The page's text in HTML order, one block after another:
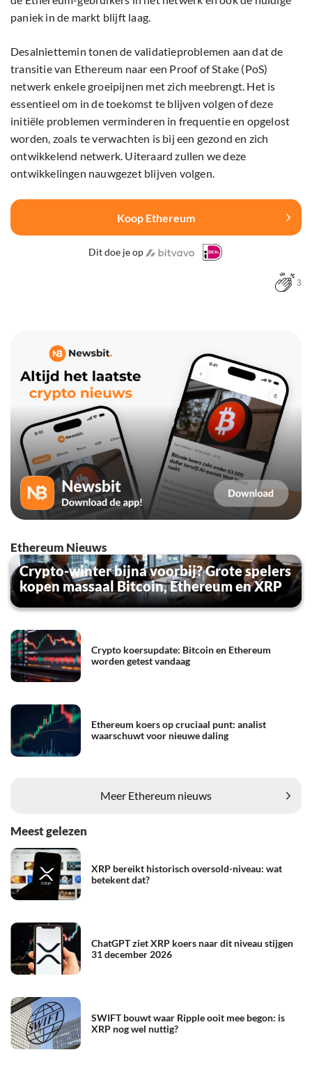
paniek in de markt blijft laag.
Desalniettemin tonen de validatieproblemen aan dat de
transitie van Ethereum naar een Proof of Stake (PoS)
netwerk enkele groeipijnen met zich meebrengt. Het is
essentieel om in de toekomst te blijven volgen of deze
initiële problemen verminderen in frequentie en opgelost
worden, zoals te verwachten is bij een gezond en zich
ontwikkelend netwerk. Uiteraard zullen we deze
ontwikkelingen nauwgezet blijven volgen.
Koop Ethereum
Dit doe je op
3
Ethereum Nieuws
Crypto-winter bijna voorbij? Grote spelers
kopen massaal Bitcoin, Ethereum en XRP
Crypto koersupdate: Bitcoin en Ethereum
worden getest vandaag
Ethereum koers op cruciaal punt: analist
waarschuwt voor nieuwe daling
Meer Ethereum nieuws
Meest gelezen
XRP bereikt historisch oversold-niveau: wat
betekent dat?
ChatGPT ziet XRP koers naar dit niveau stijgen
31 december 2026
SWIFT bouwt waar Ripple ooit mee begon: is
XRP nog wel nuttig?